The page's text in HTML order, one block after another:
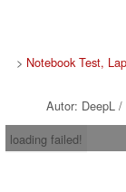
> Notebook Test,
Autor: DeepL /
loading failed!